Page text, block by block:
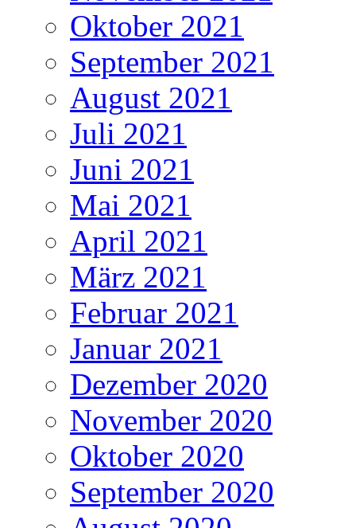
Oktober 2021
September 2021
August 2021
Juli 2021
Juni 2021
Mai 2021
April 2021
März 2021
Februar 2021
Januar 2021
Dezember 2020
November 2020
Oktober 2020
September 2020